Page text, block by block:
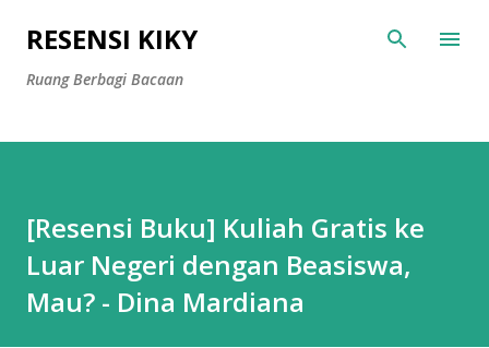
Langsung ke konten utama
RESENSI KIKY
Ruang Berbagi Bacaan
[Resensi Buku] Kuliah Gratis ke
Luar Negeri dengan Beasiswa,
Mau? - Dina Mardiana